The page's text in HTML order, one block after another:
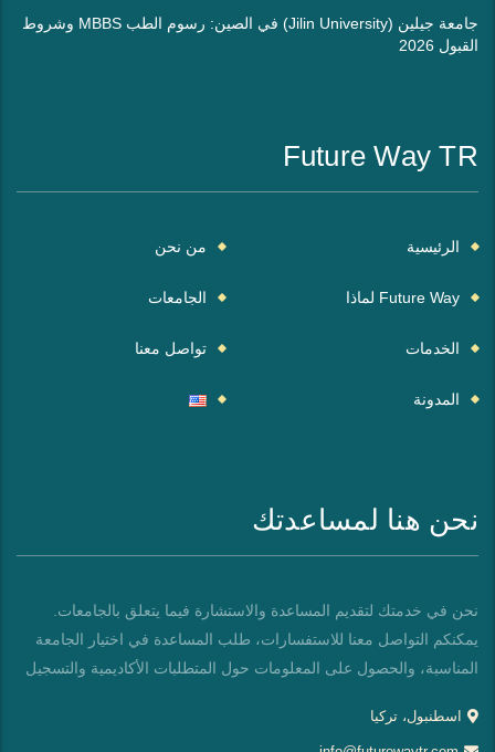
جامعة جيلين (Jilin University) في الصين: رسوم الطب MBBS وشروط
القبول 2026
Future Way TR
الرئيسية من نحن
Future Way لماذا الجامعات
الخدمات تواصل معنا
المدونة
نحن هنا لمساعدتك
نحن في خدمتك لتقديم المساعدة والاستشارة فيما يتعلق بالجامعات.
يمكنكم التواصل معنا للاستفسارات، طلب المساعدة في اختيار الجامعة
المناسبة، والحصول على المعلومات حول المتطلبات الأكاديمية والتسجيل
اسطنبول، تركيا